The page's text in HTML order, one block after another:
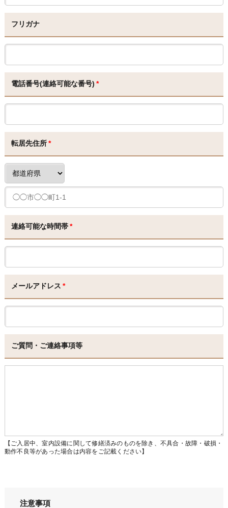
フリガナ
電話番号(連絡可能な番号) *
転居先住所 *
連絡可能な時間帯 *
メールアドレス *
ご質問・ご連絡事項等
【ご入居中、室内設備に関して修繕済みのものを除き、不具合・故障・破損・
動作不良等があった場合は内容をご記載ください】
注意事項